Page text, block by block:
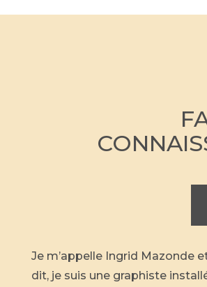
Je m’appelle Ingrid Mazonde
dit, je suis une graphiste